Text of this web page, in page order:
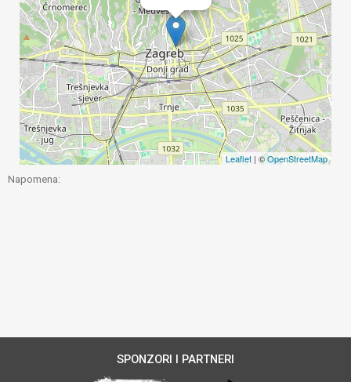
Leaflet | ©OpenStreetMap
Napomena:
SPONZORI I PARTNERI